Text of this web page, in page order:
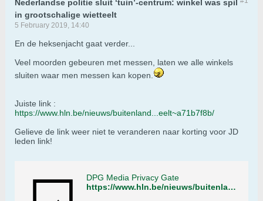
Nederlandse politie sluit ‘tuin’-centrum: winkel was spil
in grootschalige wietteelt
5 February 2019, 14:40
En de heksenjacht gaat verder...
Veel moorden gebeuren met messen, laten we alle winkels
sluiten waar men messen kan kopen.
Juiste link :
https://www.hln.be/nieuws/buitenland...eelt~a71b7f8b/
Gelieve de link weer niet te veranderen naar korting voor JD
leden link!
DPG Media Privacy Gate
https://www.hln.be/nieuws/buitenland/nederlandse-politie-sluit-tuin-centrum-winkel-was-spil-in-grootschalige-wietteelt~a71b7f8b/